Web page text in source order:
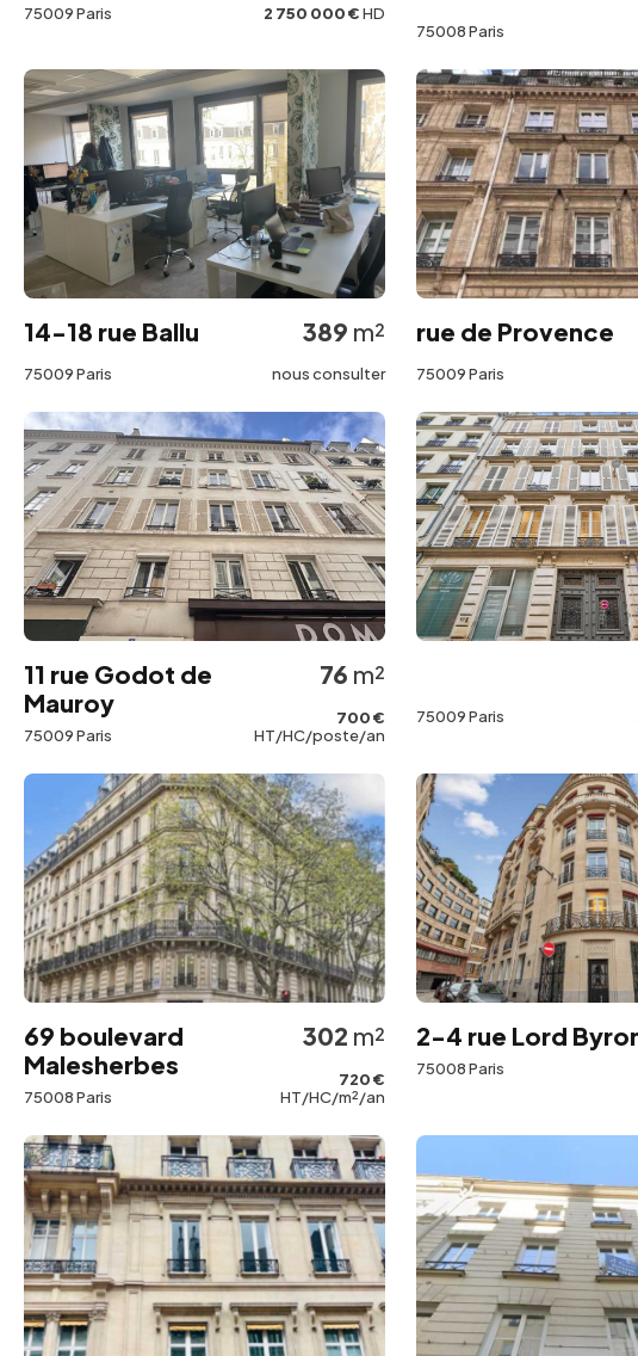
75009 Paris 2 750 000 €HD
75008 Paris
14-18 rue Ballu
75009 Paris
389 m²
nous consulter
rue de Provence
75009 Paris
11 rue Godot de
Mauroy
75009 Paris
76 m²
700 €
HT/HC/poste/an
75009 Paris
69 boulevard
Malesherbes
75008 Paris
302 m²
720 €
HT/HC/m²/an
2-4 rue Lord
75008 Paris